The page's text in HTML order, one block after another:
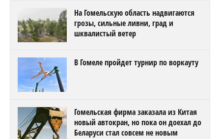
На Гомельскую область надвигаются
грозы, сильные ливни, град и
шквалистый ветер
В Гомеле пройдет турнир по воркауту
Гомельская фирма заказала из Китая
новый автокран, но пока он доехал до
Беларуси стал совсем не новым